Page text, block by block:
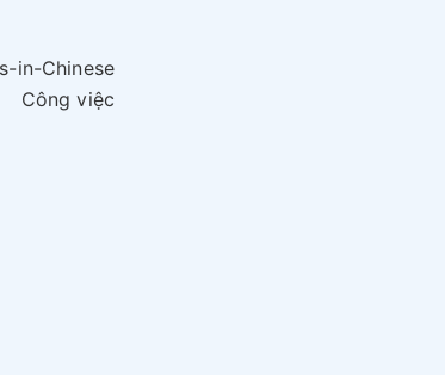
Công việc